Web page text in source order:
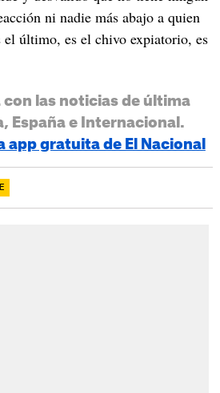
ni nadie más abajo a quien
último, es el chivo expiatorio, es
con las noticias de última
España e Internacional.
app gratuita de El Nacional